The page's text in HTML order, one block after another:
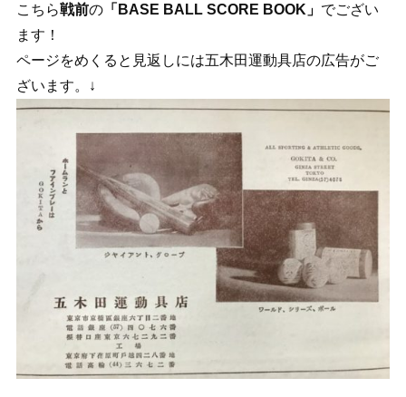
こちら戦前の「BASE BALL SCORE BOOK」 でござい
ます！
ページをめくると見返しには五木田運動具店の広告がご
ざいます。↓